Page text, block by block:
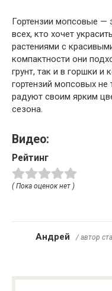
Гортензии мопсовые —
всех, кто хочет
растениями с
компактности они
грунт, так и в горшки
гортензий мопсовых не
радуют своим ярким
сезона.
Видео:
Рейтинг
( Пока оценок нет )
Андрей / автор